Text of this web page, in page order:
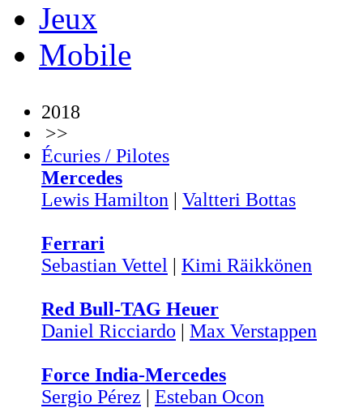
Jeux
Mobile
2018
>>
Écuries / Pilotes
Mercedes
Lewis Hamilton | Valtteri Bottas
Ferrari
Sebastian Vettel | Kimi Räikkönen
Red Bull-TAG Heuer
Daniel Ricciardo | Max Verstappen
Force India-Mercedes
Sergio Pérez | Esteban Ocon